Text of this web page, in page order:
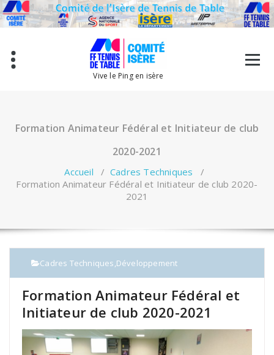
Aller
au
contenu
Vive le Ping en isère
Formation Animateur Fédéral et Initiateur de club
2020-2021
Accueil / Cadres Techniques /
Formation Animateur Fédéral et Initiateur de club 2020-
2021
Cadres Techniques,Développement
Formation Animateur Fédéral et
Initiateur de club 2020-2021